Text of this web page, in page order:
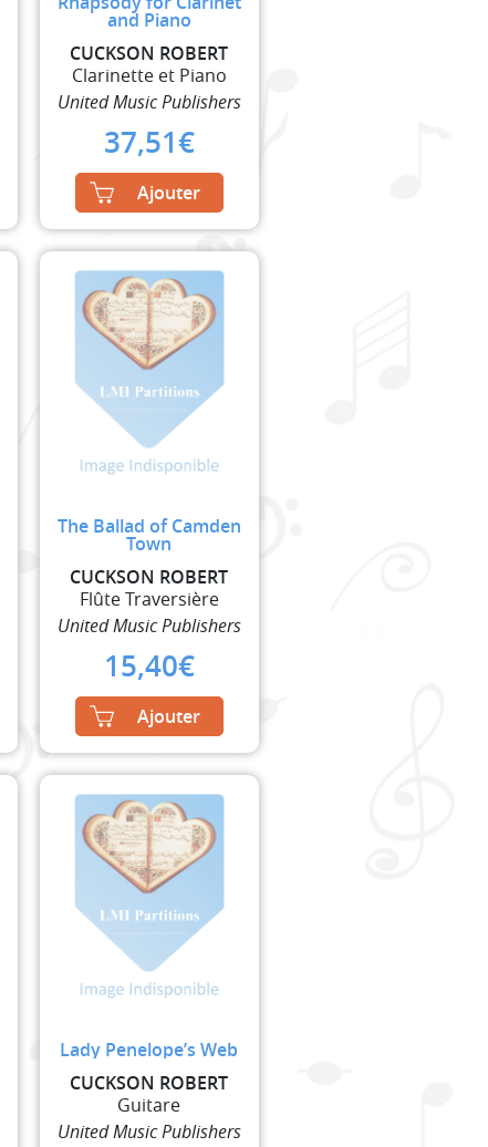
and Piano
CUCKSON ROBERT
Clarinette et Piano
United Music Publishers
37,51€
Ajouter
The Ballad of Camden
Town
CUCKSON ROBERT
Flûte Traversière
United Music Publishers
15,40€
Ajouter
Lady Penelope’s Web
CUCKSON ROBERT
Guitare
United Music Publishers